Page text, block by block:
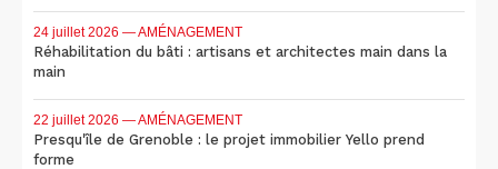
24 juillet 2026 — AMÉNAGEMENT
Réhabilitation du bâti : artisans et architectes main dans la
main
22 juillet 2026 — AMÉNAGEMENT
Presqu'île de Grenoble : le projet immobilier Yello prend
forme